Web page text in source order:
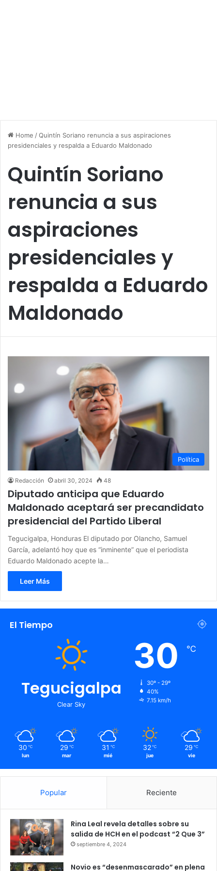
Home /Quintín Soriano renuncia a sus aspiraciones
presidenciales y respalda a Eduardo Maldonado
Quintín Soriano
renuncia a sus
aspiraciones
presidenciales y
respalda a Eduardo
Maldonado
Política
Redacción abril 30, 2024 48
Diputado anticipa que Eduardo
Maldonado aceptará ser precandidato
presidencial del Partido Liberal
Tegucigalpa, Honduras El diputado por Olancho, Samuel
García, adelantó hoy que es “inminente” que el periodista
Eduardo Maldonado acepte la…
Leer Más
El Tiempo
Tegucigalpa
Clear Sky
30 ℃
30º - 29º
40%
7.15 km/h
30 ℃
lun
29 ℃
mar
31 ℃
mié
32 ℃
jue
29 ℃
vie
Popular Reciente
Rina Leal revela detalles sobre su
salida de HCH en el podcast “2 Que 3”
septiembre 4, 2024
Novio es “desenmascarado” en plena